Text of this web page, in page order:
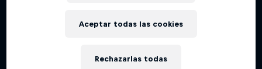
Rechazarlas todas
Aceptar todas las cookies